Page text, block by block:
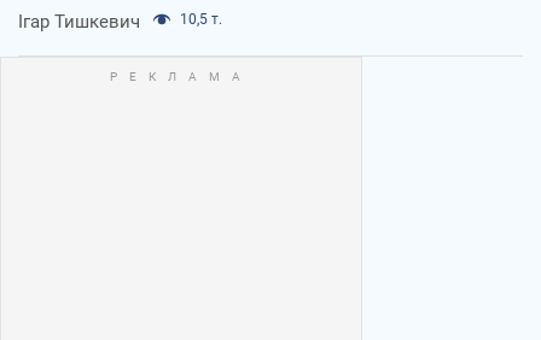
Ігар Тишкевич 10,5 т.